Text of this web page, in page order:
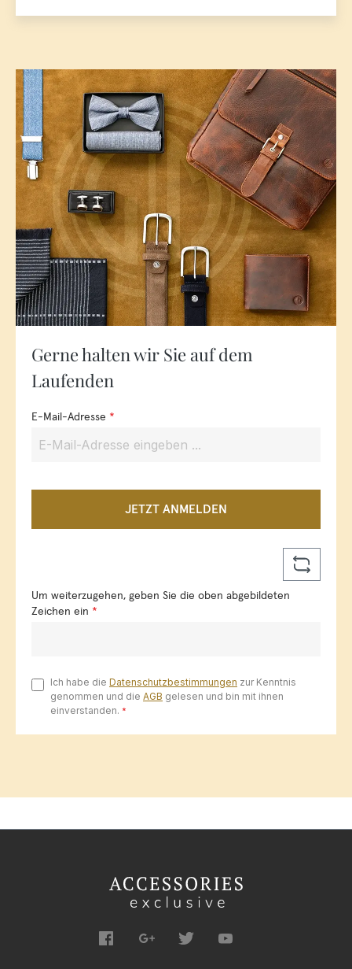
Gerne halten wir Sie auf dem
Laufenden
E-Mail-Adresse *
JETZT ANMELDEN
Um weiterzugehen, geben Sie die oben abgebildeten
Zeichen ein *
Ich habe die Datenschutzbestimmungen zur Kenntnis
genommen und die AGB gelesen und bin mit ihnen
einverstanden. *